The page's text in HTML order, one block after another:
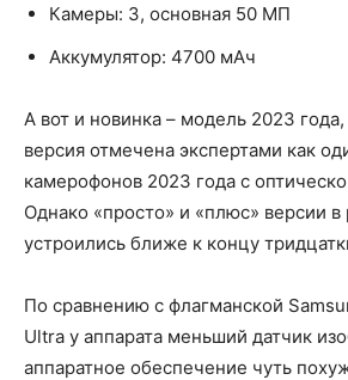
Камеры: 3, основная 50 МП
Аккумулятор: 4700 мАч
А вот и новинка – модель 2023 года,
версия отмечена экспертами как
камерофонов 2023 года с
Однако «просто» и «плюс» версии в
устроились ближе к концу
По сравнению с флагманской
Ultra у аппарата меньший датчик
аппаратное обеспечение чуть